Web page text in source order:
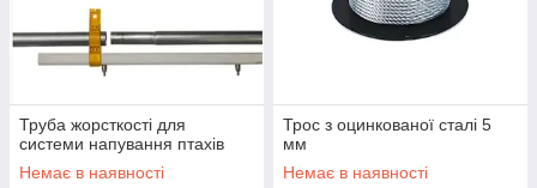
Труба жорсткості для
системи напування птахів
Немає в наявності
Трос з оцинкованої сталі 5
мм
Немає в наявності